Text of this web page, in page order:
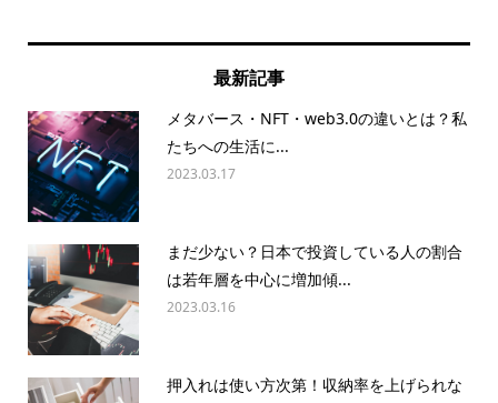
最新記事
メタバース・NFT・web3.0の違いとは？私
たちへの生活に...
2023.03.17
まだ少ない？日本で投資している人の割合
は若年層を中心に増加傾...
2023.03.16
押入れは使い方次第！収納率を上げられな